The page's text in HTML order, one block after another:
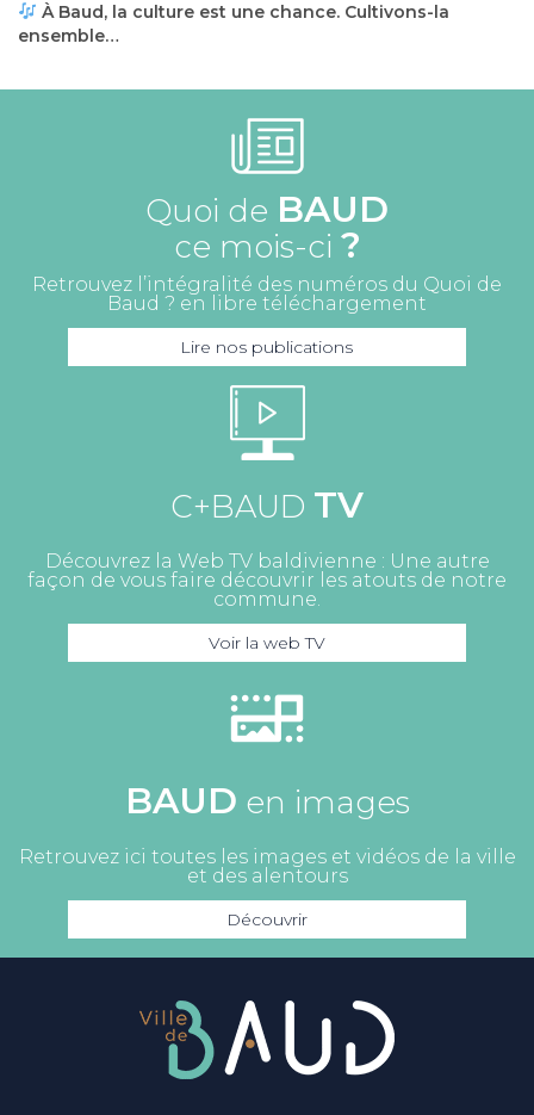
À Baud, la culture est une chance. Cultivons-la
ensemble…
Quoi de BAUD
ce mois-ci ?
Retrouvez l’intégralité des numéros du Quoi de
Baud ? en libre téléchargement
Lire nos publications
C+BAUD TV
Découvrez la Web TV baldivienne : Une autre
façon de vous faire découvrir les atouts de notre
commune.
Voir la web TV
BAUD en images
Retrouvez ici toutes les images et vidéos de la ville
et des alentours
Découvrir